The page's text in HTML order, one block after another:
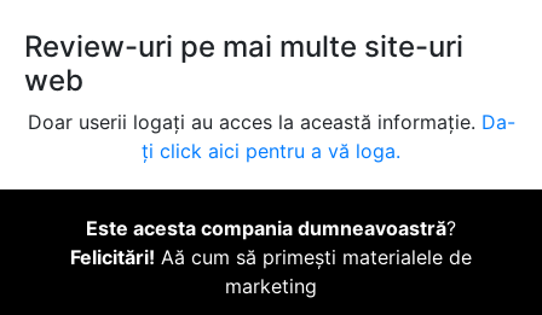
Review-uri pe mai multe site-uri
web
Doar userii logați au acces la această informație. Da-
ți click aici pentru a vă loga.
Este acesta compania dumneavoastră?
Felicitări! Aă cum să primești materialele de
marketing